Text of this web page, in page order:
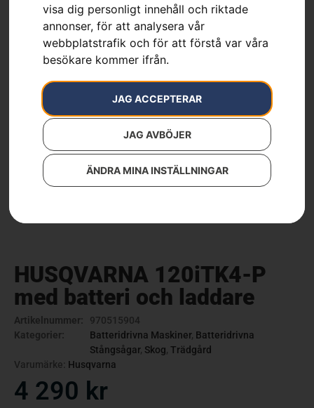
visa dig personligt innehåll och riktade
annonser, för att analysera vår
webbplatstrafik och för att förstå var våra
besökare kommer ifrån.
JAG ACCEPTERAR
JAG AVBÖJER
ÄNDRA MINA INSTÄLLNINGAR
HUSQVARNA 120iTK4-P
med batteri och laddare
Artikelnummer:
970515904
Kategorier:
Batteridrivna Maskiner, Batteridrivna
Stångsågar, Skog, Trädgård
Varumärke: Husqvarna
4 290 kr